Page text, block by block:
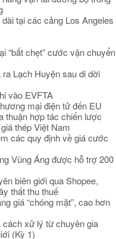
tại các cảng Los Angeles
“bắt chẹt” cước vận chuyển
Lạch Huyện sau di dời
vào EVFTA
mại điện tử đến EU
thuận hợp tác chiến lược
thép Việt Nam
các quy định về giá cước
Vũng Áng được hỗ trợ 200
biên giới qua Shopee,
thất thu thuế
giá “chóng mặt”, cao hơn
cách xử lý từ chuyên gia
(Kỳ 1)